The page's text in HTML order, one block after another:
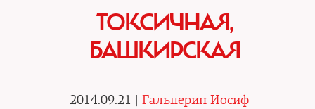
ТОКСИЧНАЯ,
БАШКИРСКАЯ
2014.09.21 | Гальперин Иосиф